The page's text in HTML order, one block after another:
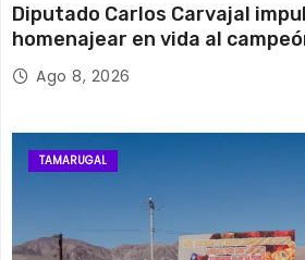
Diputado Carlos Carvajal
homenajear en vida al
Choque
Ago 8, 2026
TAMARUGAL